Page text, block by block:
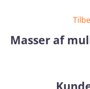
Masser af